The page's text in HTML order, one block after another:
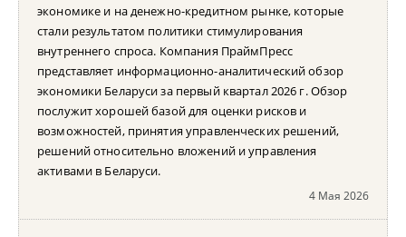
экономике и на денежно-кредитном рынке, которые
стали результатом политики стимулирования
внутреннего спроса. Компания ПраймПресс
представляет информационно-аналитический обзор
экономики Беларуси за первый квартал 2026 г. Обзор
послужит хорошей базой для оценки рисков и
возможностей, принятия управленческих решений,
решений относительно вложений и управления
активами в Беларуси.
4 Мая 2026